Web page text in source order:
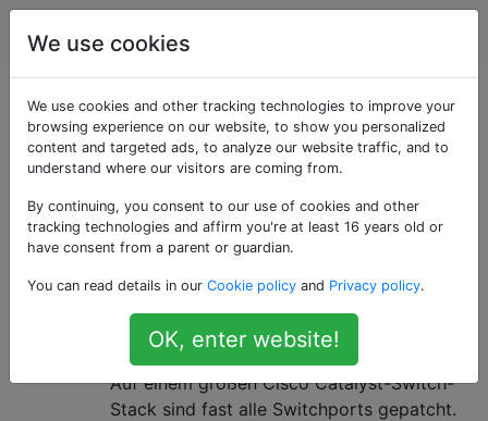
Netzwerktechnik
Als «cisco-catalyst»
getaggte Fragen
Ein Tag für Fragen zur Catalyst-Switch-Reihe von
Cisco.
24
Wie kann ich sehen, welche
Switchports nicht verwendet
werden?
Auf einem großen Cisco Catalyst-Switch-
Stack sind fast alle Switchports gepatcht.
We use cookies
We use cookies and other tracking technologies to improve your
browsing experience on our website, to show you personalized
content and targeted ads, to analyze our website traffic, and to
understand where our visitors are coming from.
By continuing, you consent to our use of cookies and other
tracking technologies and affirm you're at least 16 years old or
have consent from a parent or guardian.
You can read details in our Cookie policy and Privacy policy.
OK, enter website!